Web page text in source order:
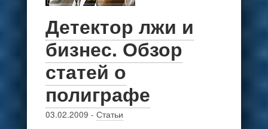
Детектор лжи и
бизнес. Обзор
статей о
полиграфе
03.02.2009 - Статьи